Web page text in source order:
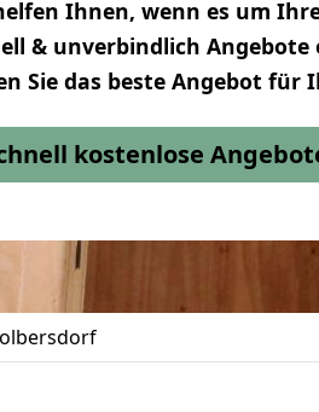
Ihnen, wenn es um
& unverbindlich Angebote
Sie das beste Angebot für
kostenlose